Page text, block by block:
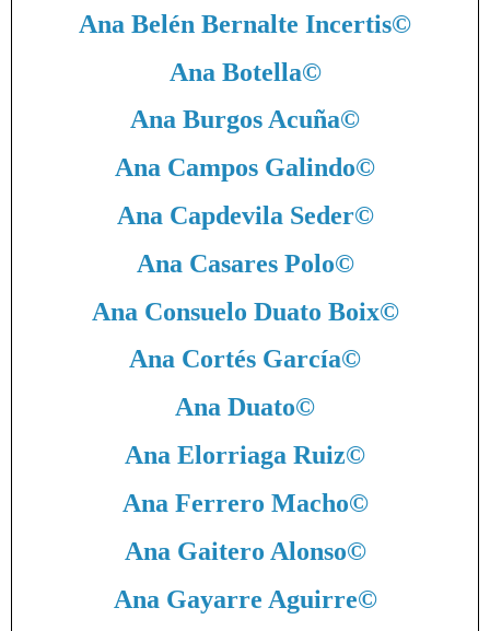
Ana Belén Bernalte Incertis©
Ana Botella©
Ana Burgos Acuña©
Ana Campos Galindo©
Ana Capdevila Seder©
Ana Casares Polo©
Ana Consuelo Duato Boix©
Ana Cortés García©
Ana Duato©
Ana Elorriaga Ruiz©
Ana Ferrero Macho©
Ana Gaitero Alonso©
Ana Gayarre Aguirre©